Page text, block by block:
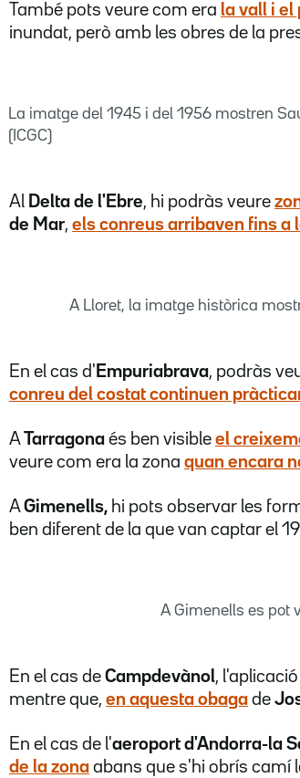
També pots veure com era la vall i el
inundat, però amb les obres de la
La imatge del 1945 i del 1956 mostren
(ICGC)
Al Delta de l'Ebre, hi podràs veure
de Mar, els conreus arribaven fins a
A Lloret, la imatge històrica
En el cas d' Empuriabrava, podràs
conreu del costat continuen
ATarragona és ben visible el
veure com era la zona quan encara
AGimenells, hi pots observar les
ben diferent de la que van captar el
A Gimenells es pot
En el cas de Campdevànol,
mentre que, en aquesta obaga de
En el cas de l'aeroport d'Andorra-la
de la zona abans que s'hi obrís camí